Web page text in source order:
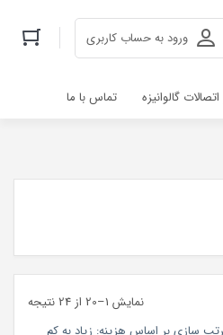
ورود به حساب کاربری
گالوانیزه تماس با ما
نمایش 1–20 از 24 نتیجه
سازی بر اساس هزینه: زیاد به کم